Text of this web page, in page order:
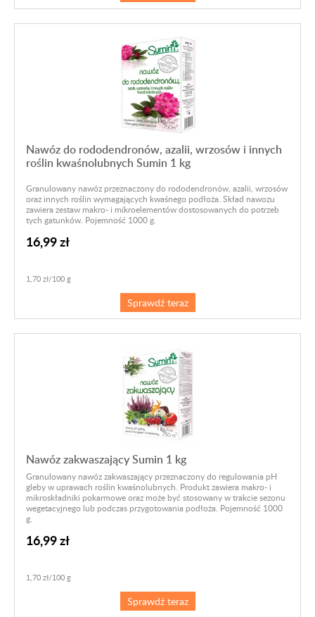
Nawóz do rododendronów, azalii, wrzosów i innych
roślin kwaśnolubnych Sumin 1 kg
Granulowany nawóz przeznaczony do rododendronów, azalii, wrzosów
oraz innych roślin wymagających kwaśnego podłoża. Skład nawozu
zawiera zestaw makro- i mikroelementów dostosowanych do potrzeb
tych gatunków. Pojemność 1000 g.
16,99 zł
1,70 zł/100 g
Sprawdź teraz
Nawóz zakwaszający Sumin 1 kg
Granulowany nawóz zakwaszający przeznaczony do regulowania pH
gleby w uprawach roślin kwaśnolubnych. Produkt zawiera makro- i
mikroskładniki pokarmowe oraz może być stosowany w trakcie sezonu
wegetacyjnego lub podczas przygotowania podłoża. Pojemność 1000
g.
16,99 zł
1,70 zł/100 g
Sprawdź teraz